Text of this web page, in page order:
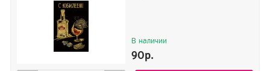
В наличии
90р.